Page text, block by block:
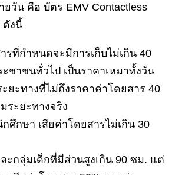
ยวัน คือ บัตร EMV Contactless
ดังนี้
รที่กำหนดจะมีการเก็บไม่เกิน 40
ชาชนทั่วไป เป็นราคาเหมาทั้งวัน
ยะทางที่ไม่ถึงราคาค่าโดยสาร 40
ระยะทางจริง
ศึกษา เสียค่าโดยสารไม่เกิน 30
ะกลุ่มเด็กที่มีส่วนสูงเกิน 90 ซม. แต่